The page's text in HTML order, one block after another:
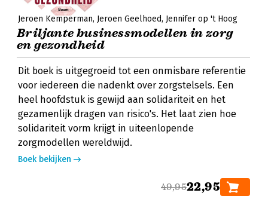
Jeroen Kemperman Jeroen Geelhoed Jennifer op 't Hoog
Briljante businessmodellen in zorg
en gezondheid
Dit boek is uitgegroeid tot een onmisbare referentie
voor iedereen die nadenkt over zorgstelsels. Een
heel hoofdstuk is gewijd aan solidariteit en het
gezamenlijk dragen van risico's. Het laat zien hoe
solidariteit vorm krijgt in uiteenlopende
zorgmodellen wereldwijd.
Boek bekijken
49,9522,95